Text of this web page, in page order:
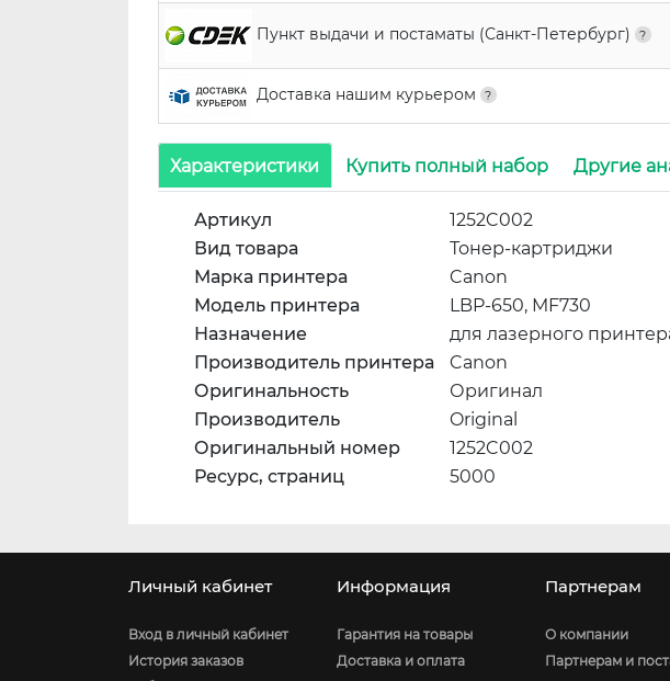
Пункт выдачи и постаматы (Санкт-Петербург)
Доставка нашим курьером
Характеристики Купить полный набор Другие
Артикул
1252C002
Вид товара
Тонер-картриджи
Марка принтера
Canon
Модель принтера
LBP-650, MF730
Назначение
для лазерного
Производитель принтера
Canon
Оригинальность
Оригинал
Производитель
Original
Оригинальный номер
1252C002
Ресурс, страниц
5000
Личный кабинет
Вход в личный кабинет
История заказов
Информация
Гарантия на товары
Доставка и оплата
Партнерам
О компании
Партнерам и